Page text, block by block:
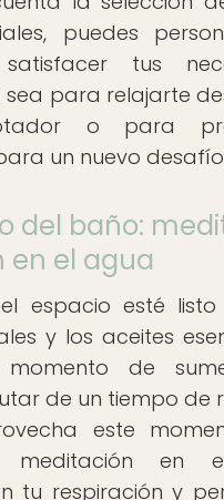
puedes
tus
sea para relajarte
o para
un nuevo
del baño:
en el agua
espacio esté
y los aceites
de
de un tiempo de
este
meditación en
tu respiración y